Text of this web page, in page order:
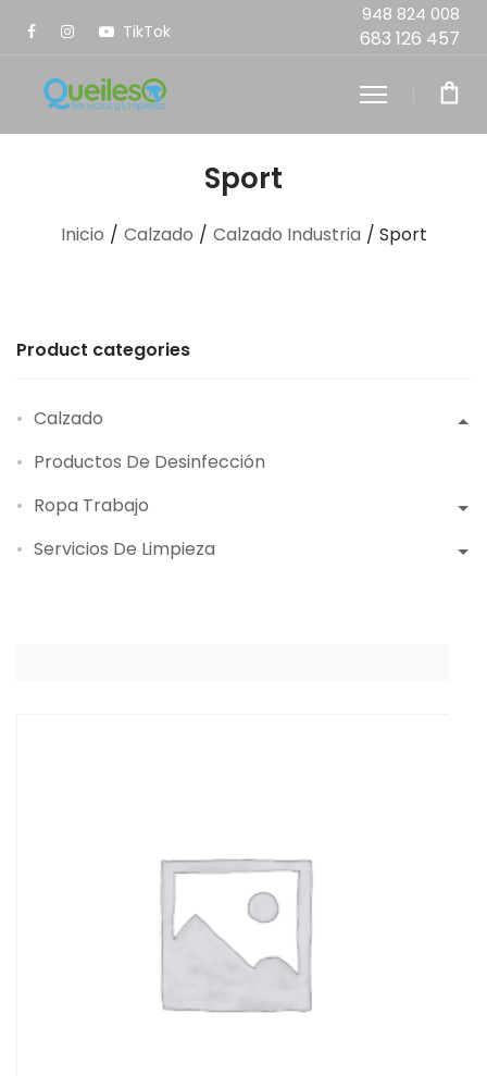
TikTok
948 824 008
683 126 457
Sport
Inicio / Calzado / Calzado Industria / Sport
Product categories
Calzado
Productos De Desinfección
Ropa Trabajo
Servicios De Limpieza